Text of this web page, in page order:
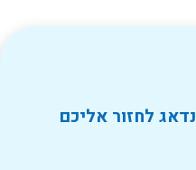
לחזור אליכם